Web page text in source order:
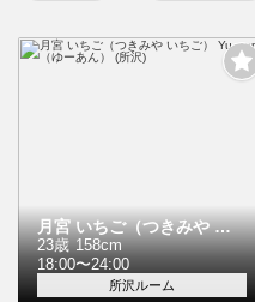
月宮 いちご（つきみや い
ちご）
23歳 158cm
18:00〜24:00
所沢ルーム